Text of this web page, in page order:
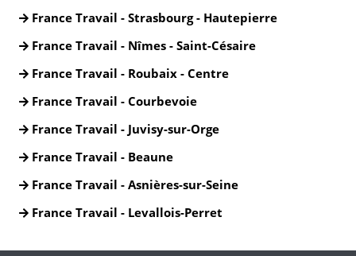
France Travail - Strasbourg - Hautepierre
France Travail - Nîmes - Saint-Césaire
France Travail - Roubaix - Centre
France Travail - Courbevoie
France Travail - Juvisy-sur-Orge
France Travail - Beaune
France Travail - Asnières-sur-Seine
France Travail - Levallois-Perret